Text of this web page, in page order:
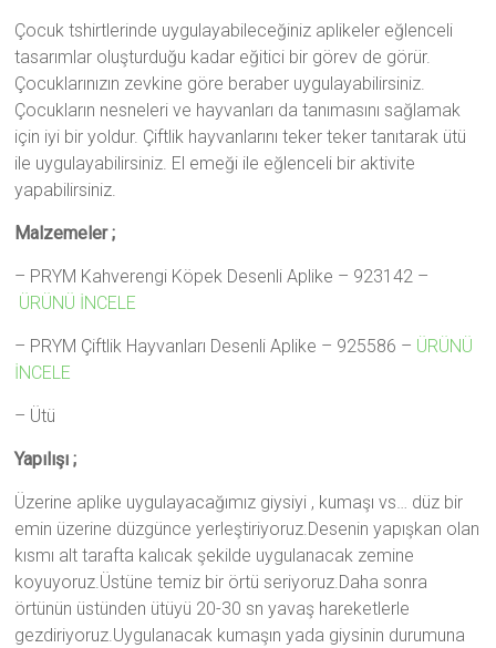
Çocuk tshirtlerinde uygulayabileceğiniz aplikeler eğlenceli
tasarımlar oluşturduğu kadar eğitici bir görev de görür.
Çocuklarınızın zevkine göre beraber uygulayabilirsiniz.
Çocukların nesneleri ve hayvanları da tanımasını sağlamak
için iyi bir yoldur. Çiftlik hayvanlarını teker teker tanıtarak ütü
ile uygulayabilirsiniz. El emeği ile eğlenceli bir aktivite
yapabilirsiniz.
Malzemeler ;
– PRYM Kahverengi Köpek Desenli Aplike – 923142 –
ÜRÜNÜ İNCELE
– PRYM Çiftlik Hayvanları Desenli Aplike – 925586 – ÜRÜNÜ
İNCELE
– Ütü
Yapılışı ;
Üzerine aplike uygulayacağımız giysiyi , kumaşı vs… düz bir
emin üzerine düzgünce yerleştiriyoruz.Desenin yapışkan olan
kısmı alt tarafta kalıcak şekilde uygulanacak zemine
koyuyoruz.Üstüne temiz bir örtü seriyoruz.Daha sonra
örtünün üstünden ütüyü 20-30 sn yavaş hareketlerle
gezdiriyoruz.Uygulanacak kumaşın yada giysinin durumuna